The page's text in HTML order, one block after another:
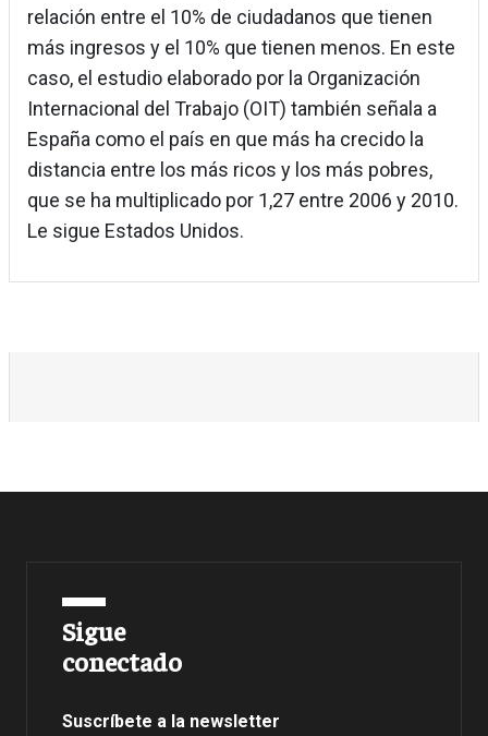
relación entre el 10% de ciudadanos que tienen
más ingresos y el 10% que tienen menos. En este
caso, el estudio elaborado por la Organización
Internacional del Trabajo (OIT) también señala a
España como el país en que más ha crecido la
distancia entre los más ricos y los más pobres,
que se ha multiplicado por 1,27 entre 2006 y 2010.
Le sigue Estados Unidos.
Sigue
conectado
Suscríbete a la newsletter